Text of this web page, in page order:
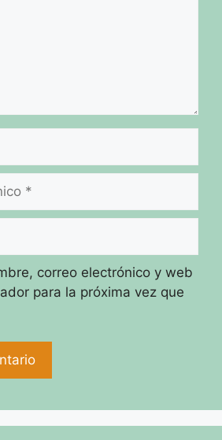
correo electrónico y web
para la próxima vez que